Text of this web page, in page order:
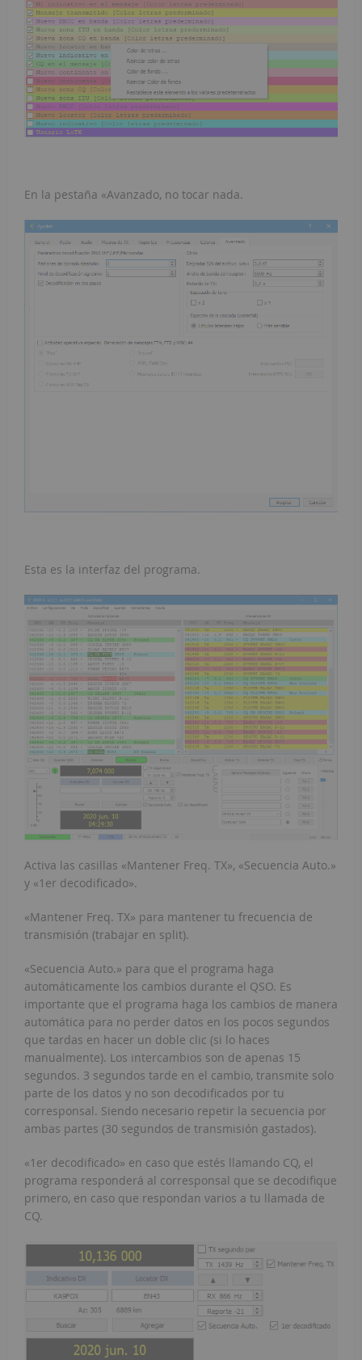
En la pestaña «Avanzado, no tocar nada.
Esta es la interfaz del programa.
Activa las casillas «Mantener Freq. TX», «Secuencia Auto.»
y «1er decodificado».
«Mantener Freq. TX» para mantener tu frecuencia de
transmisión (trabajar en split).
«Secuencia Auto.» para que el programa haga
automáticamente los cambios durante el QSO. Es
importante que el programa haga los cambios de manera
automática para no perder datos en los pocos segundos
que tardas en hacer un doble clic (si lo haces
manualmente). Los intercambios son de apenas 15
segundos. 3 segundos tarde en el cambio, transmite solo
parte de los datos y no son decodificados por tu
corresponsal. Siendo necesario repetir la secuencia por
ambas partes (30 segundos de transmisión gastados).
«1er decodificado» en caso que estés llamando CQ, el
programa responderá al corresponsal que se decodifique
primero, en caso que respondan varios a tu llamada de
CQ.